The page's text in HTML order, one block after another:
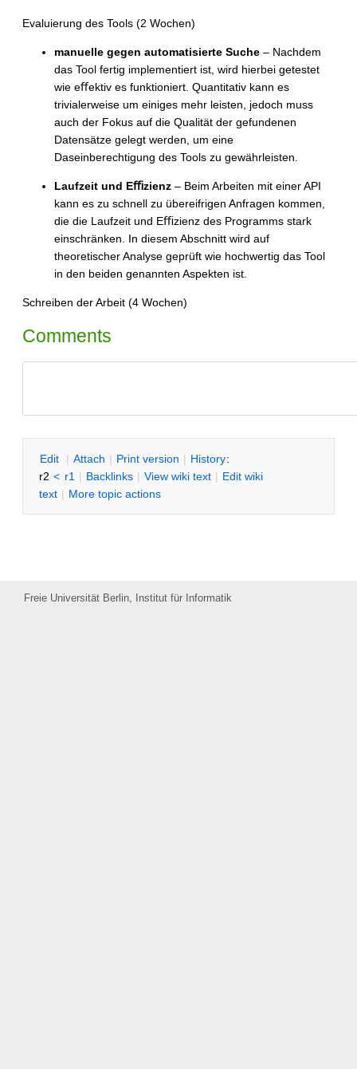
Evaluierung des Tools (2 Wochen)
manuelle gegen automatisierte Suche – Nachdem
das Tool fertig implementiert ist, wird hierbei getestet
wie eﬀektiv es funktioniert. Quantitativ kann es
trivialerweise um einiges mehr leisten, jedoch muss
auch der Fokus auf die Qualität der gefundenen
Datensätze gelegt werden, um eine
Daseinberechtigung des Tools zu gewährleisten.
Laufzeit und Eﬃzienz – Beim Arbeiten mit einer API
kann es zu schnell zu übereifrigen Anfragen kommen,
die die Laufzeit und Eﬃzienz des Programms stark
einschränken. In diesem Abschnitt wird auf
theoretischer Analyse geprüft wie hochwertig das Tool
in den beiden genannten Aspekten ist.
Schreiben der Arbeit (4 Wochen)
Comments
Edit | Attach | Print version | History:
r2 < r1 | Backlinks | View wiki text | Edit wiki
text | More topic actions
Freie Universität Berlin, Institut für Informatik